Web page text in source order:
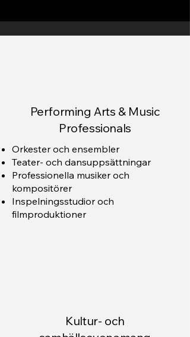
Performing Arts & Music
Professionals
Orkester och ensembler
Teater- och dansuppsättningar
Professionella musiker och
kompositörer
Inspelningsstudior och
filmproduktioner
Kultur- och